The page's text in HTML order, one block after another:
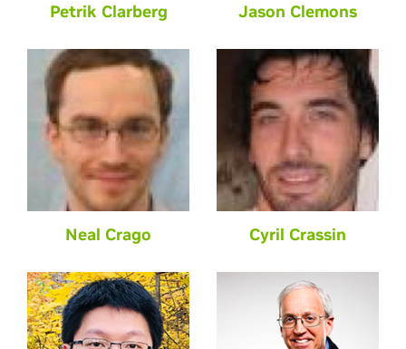
Petrik Clarberg Jason Clemons
Neal Crago Cyril Crassin